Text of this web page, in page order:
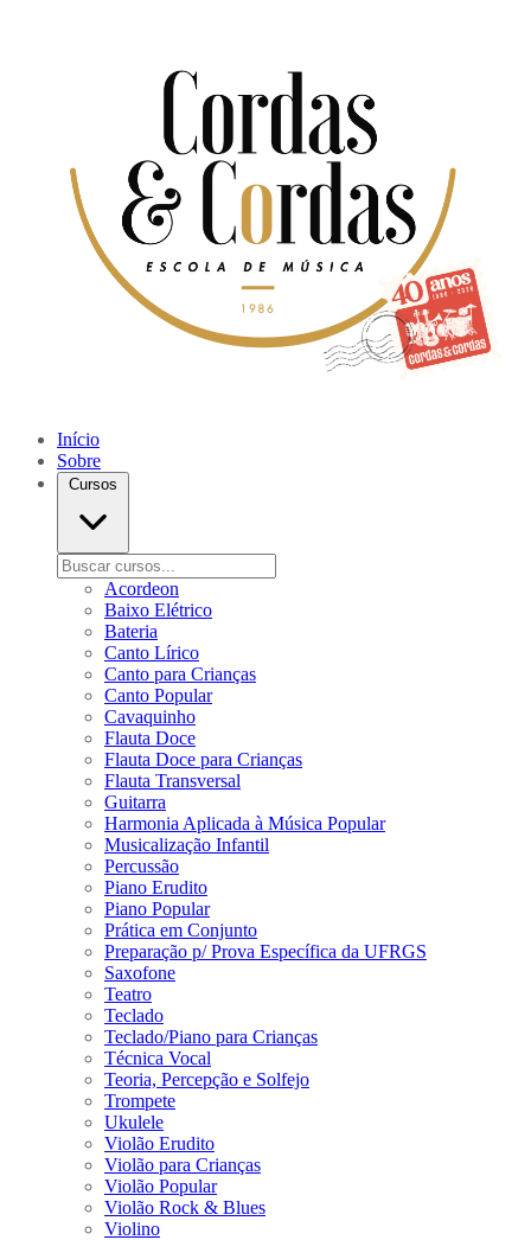
Início
Sobre
Cursos
Acordeon
Baixo Elétrico
Bateria
Canto Lírico
Canto para Crianças
Canto Popular
Cavaquinho
Flauta Doce
Flauta Doce para Crianças
Flauta Transversal
Guitarra
Harmonia Aplicada à Música Popular
Musicalização Infantil
Percussão
Piano Erudito
Piano Popular
Prática em Conjunto
Preparação p/ Prova Específica da UFRGS
Saxofone
Teatro
Teclado
Teclado/Piano para Crianças
Técnica Vocal
Teoria, Percepção e Solfejo
Trompete
Ukulele
Violão Erudito
Violão para Crianças
Violão Popular
Violão Rock & Blues
Violino